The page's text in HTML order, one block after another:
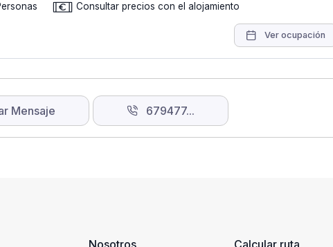
Consultar precios con el alojamiento
Ver ocupación
Mensaje 679477...
Nosotros Calcular ruta